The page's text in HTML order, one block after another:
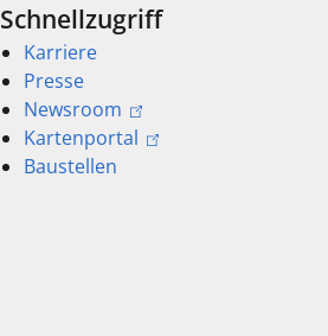
Schnellzugriff
Karriere
Presse
Newsroom
Kartenportal
Baustellen